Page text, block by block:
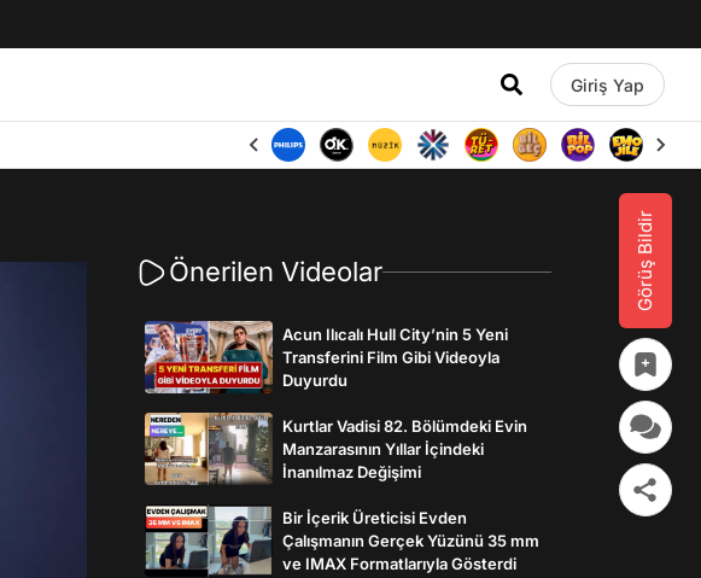
Giriş Yap
Görüş Bildir
Önerilen Videolar
Acun Ilıcalı Hull City’nin 5 Yeni
Transferini Film Gibi Videoyla
Duyurdu
Kurtlar Vadisi 82. Bölümdeki Evin
Manzarasının Yıllar İçindeki
İnanılmaz Değişimi
Bir İçerik Üreticisi Evden
Çalışmanın Gerçek Yüzünü 35 mm
ve IMAX Formatlarıyla Gösterdi